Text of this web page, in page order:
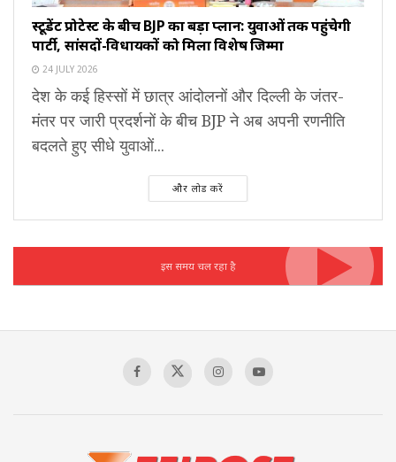
स्टूडेंट प्रोटेस्ट के बीच BJP का बड़ा प्लान: युवाओं तक पहुंचेगी
पार्टी, सांसदों-विधायकों को मिला विशेष जिम्मा
24 JULY 2026
देश के कई हिस्सों में छात्र आंदोलनों और दिल्ली के जंतर-
मंतर पर जारी प्रदर्शनों के बीच BJP ने अब अपनी रणनीति
बदलते हुए सीधे युवाओं...
और लोड करें
इस समय चल रहा है